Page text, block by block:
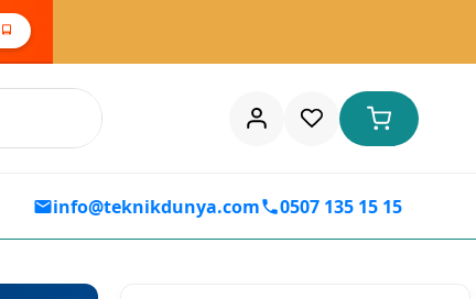
info@teknikdunya.com 0507 135 15 15